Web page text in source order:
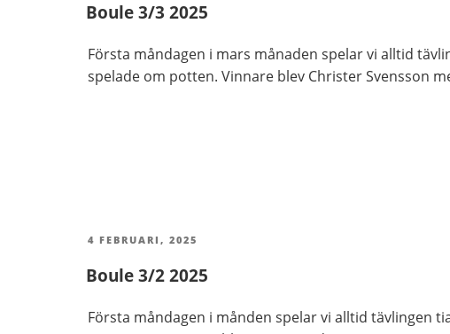
Boule 3/3 2025
Första måndagen i mars månaden spelar vi alltid
spelade om potten. Vinnare blev Christer Svensson
PUBLICERAT
4 FEBRUARI, 2025
Boule 3/2 2025
Första måndagen i månden spelar vi alltid tävlingen